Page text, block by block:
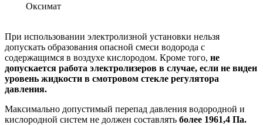
Оксимат
При использовании электролизной установки нельзя
допускать образования опасной смеси водорода с
содержащимся в воздухе кислородом. Кроме того, не
допускается работа электролизеров в случае, если не виден
уровень жидкости в смотровом стекле регулятора
давления.
Максимально допустимый перепад давления водородной и
кислородной систем не должен составлять более 1961,4 Па.